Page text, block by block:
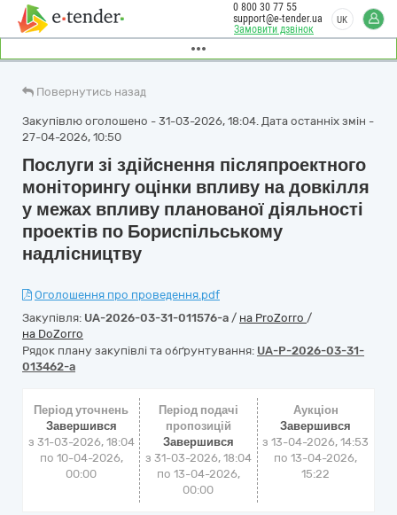
Замовити дзвінок
0 800 30 77 55
support@e-tender.ua
UK
Повернутись назад
Закупівлю оголошено - 31-03-2026, 18:04. Дата останніх змін -
27-04-2026, 10:50
Послуги зі здійснення післяпроектного
моніторингу оцінки впливу на довкілля
у межах впливу планованої діяльності
проектів по Бориспільському
надлісництву
Оголошення про проведення.pdf
Закупівля: UA-2026-03-31-011576-a / на ProZorro /
на DoZorro
Рядок плану закупівлі та обґрунтування: UA-P-2026-03-31-
013462-a
Період уточнень
Завершився
з 31-03-2026, 18:04
по 10-04-2026,
00:00
Період подачі
пропозицій
Завершився
з 31-03-2026, 18:04
по 13-04-2026,
00:00
Аукціон
Завершився
з13-04-2026, 14:53
по13-04-2026,
15:22